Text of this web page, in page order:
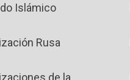
Islámico
Rusa
de la